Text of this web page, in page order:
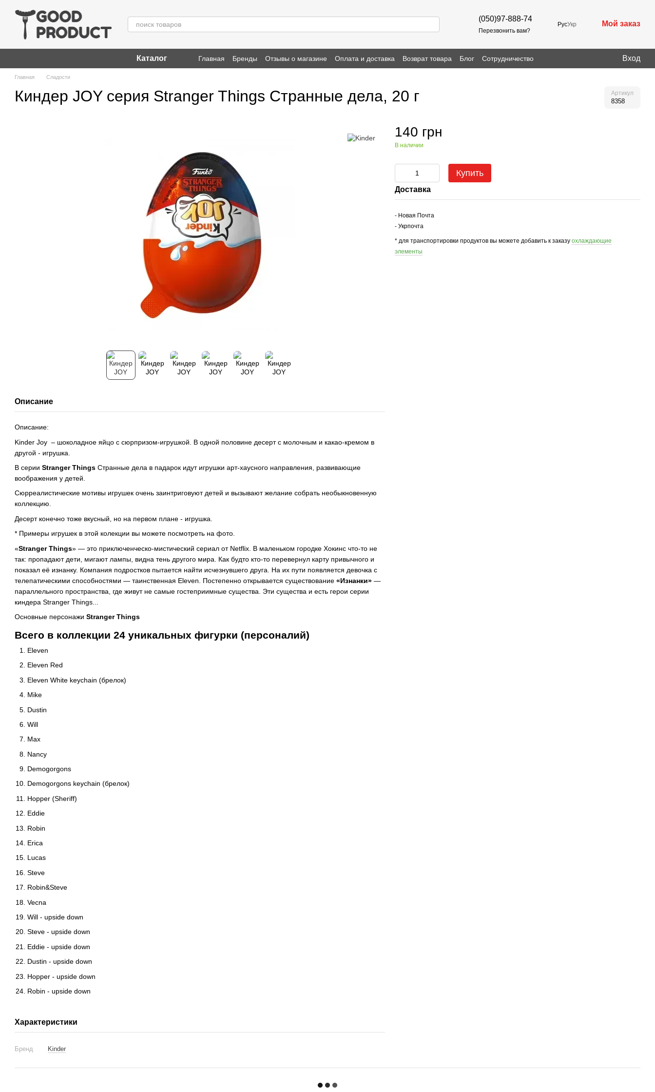
(050)97-888-74
Перезвонить вам?
РусУкр Мой заказ
Каталог Главная Бренды Отзывы о магазине Оплата и доставка Возврат товара Блог Сотрудничество Вход
Главная Сладости
Киндер JOY серия Stranger Things Странные дела, 20 г Артикул
8358
Описание
Описание:
Kinder Joy – шоколадное яйцо с сюрпризом-игрушкой. В одной половине десерт с молочным и какао-кремом в
другой - игрушка.
В серии Stranger Things Странные дела в падарок идут игрушки арт-хаусного направления, развивающие
воображения у детей.
Сюрреалистические мотивы игрушек очень заинтриговуют детей и вызывают желание собрать необыкновенную
коллекцию.
Десерт конечно тоже вкусный, но на первом плане - игрушка.
* Примеры игрушек в этой колекции вы можете посмотреть на фото.
«Stranger Things» — это приключенческо-мистический сериал от Netflix. В маленьком городке Хокинс что-то не
так: пропадают дети, мигают лампы, видна тень другого мира. Как будто кто-то перевернул карту привычного и
показал её изнанку. Компания подростков пытается найти исчезнувшего друга. На их пути появляется девочка с
телепатическими способностями — таинственная Eleven. Постепенно открывается существование «Изнанки» —
параллельного пространства, где живут не самые гостеприимные существа. Эти существа и есть герои серии
киндера Stranger Things...
Основные персонажи Stranger Things
Всего в коллекции 24 уникальных фигурки (персоналий)
Eleven
Eleven Red
Eleven White keychain (брелок)
Mike
Dustin
Will
Max
Nancy
Demogorgons
Demogorgons keychain (брелок)
Hopper (Sheriff)
Eddie
Robin
Erica
Lucas
Steve
Robin&Steve
Vecna
Will - upside down
Steve - upside down
Eddie - upside down
Dustin - upside down
Hopper - upside down
Robin - upside down
Характеристики
Бренд Kinder
140 грн
В наличии
Купить
Доставка
- Новая Почта
- Укрпочта
* для транспортировки продуктов вы можете добавить к заказуохлаждающие
элементы